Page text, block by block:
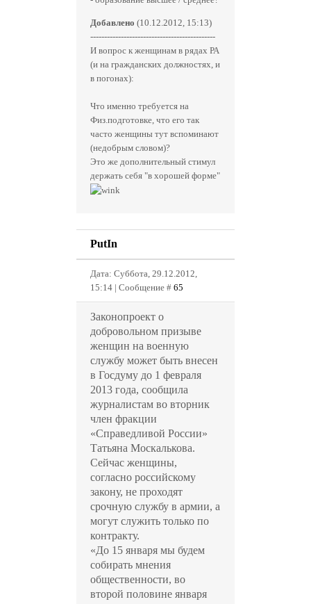
Добавлено (10.12.2012, 15:13)
---------------------------------------------
И вопрос к женщинам в рядах РА
(и на гражданских должностях, и
в погонах):
Что именно требуется на
Физ.подготовке, что его так
часто женщины тут вспоминают
(недобрым словом)?
Это же дополнительный стимул
держать себя "в хорошей форме"
PutIn
Дата: Суббота, 29.12.2012,
15:14 | Сообщение # 65
Законопроект о
добровольном призыве
женщин на военную
службу может быть внесен
в Госдуму до 1 февраля
2013 года, сообщила
журналистам во вторник
член фракции
«Справедливой России»
Татьяна Москалькова.
Сейчас женщины,
согласно российскому
закону, не проходят
срочную службу в армии, а
могут служить только по
контракту.
«До 15 января мы будем
собирать мнения
общественности, во
второй половине января